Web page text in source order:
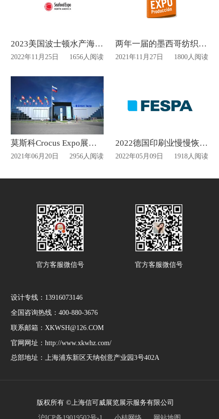
2023美国波士顿水产海鲜及加工展览会三月中旬开展
2022年11月25日 1656人阅读
两年一届的墨西哥纺织工业展览会举办时间正式公布
2021年11月27日 1800人阅读
莫斯科Crocus Expo展览中心
2021年06月20日 2956人阅读
2022德国印刷业慢慢恢复以往的繁华
2022年05月09日 1918人阅读
官方客服微信号 官方客服微信号
设计专线：13916073146
全国咨询热线：400-880-3676
联系邮箱：XKWSH@126.COM
官网网址：http://www.xkwhz.com/
总部地址：上海浦东新区天纳创意产业园3号402A
版权所有 ©上海信可威展览展示服务有限公司